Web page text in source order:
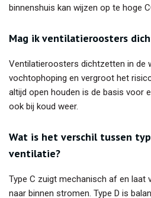
binnenshuis kan wijzen op te hoge
Mag ik ventilatieroosters
Ventilatieroosters dichtzetten in de
vochtophoping en vergroot het
altijd open houden is de basis voor
ook bij koud weer.
Wat is het verschil tussen
ventilatie?
Type C zuigt mechanisch af en laat
naar binnen stromen. Type D is